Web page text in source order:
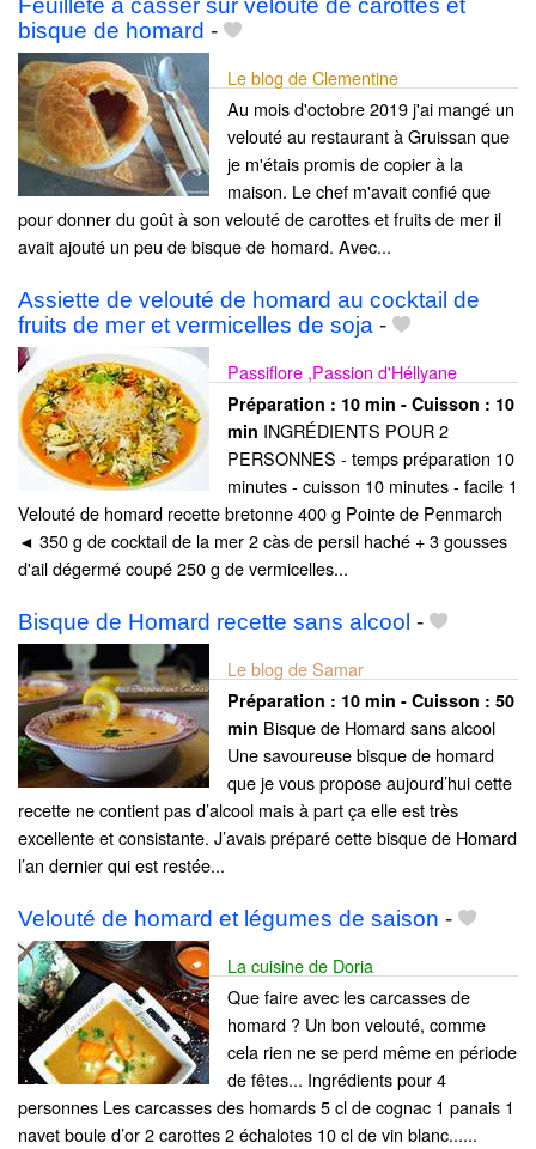
Feuilleté à casser sur velouté de carottes et
bisque de homard -
Le blog de Clementine
Au mois d'octobre 2019 j'ai mangé un
velouté au restaurant à Gruissan que
je m'étais promis de copier à la
maison. Le chef m'avait confié que
pour donner du goût à son velouté de carottes et fruits de mer il
avait ajouté un peu de bisque de homard. Avec...
Assiette de velouté de homard au cocktail de
fruits de mer et vermicelles de soja -
Passiflore ,Passion d'Héllyane
Préparation : 10 min - Cuisson : 10
min INGRÉDIENTS POUR 2
PERSONNES - temps préparation 10
minutes - cuisson 10 minutes - facile 1
Velouté de homard recette bretonne 400 g Pointe de Penmarch
◄ 350 g de cocktail de la mer 2 càs de persil haché + 3 gousses
d'ail dégermé coupé 250 g de vermicelles...
Bisque de Homard recette sans alcool -
Le blog de Samar
Préparation : 10 min - Cuisson : 50
min Bisque de Homard sans alcool
Une savoureuse bisque de homard
que je vous propose aujourd’hui cette
recette ne contient pas d’alcool mais à part ça elle est très
excellente et consistante. J’avais préparé cette bisque de Homard
l’an dernier qui est restée...
Velouté de homard et légumes de saison -
La cuisine de Doria
Que faire avec les carcasses de
homard ? Un bon velouté, comme
cela rien ne se perd même en période
de fêtes... Ingrédients pour 4
personnes Les carcasses des homards 5 cl de cognac 1 panais 1
navet boule d’or 2 carottes 2 échalotes 10 cl de vin blanc......